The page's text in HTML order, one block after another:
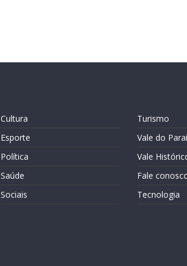
Cultura
Esporte
Política
Saúde
Sociais
Turismo
Vale do
Vale
Fale
Tecnologia